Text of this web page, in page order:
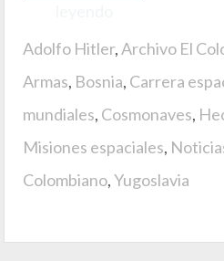
Adolfo Hitler,Archivo El
Armas, Bosnia, Carrera
mundiales, Cosmonaves,
Misiones espaciales,
Colombiano,Yugoslavia